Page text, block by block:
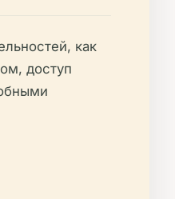
как
доступ